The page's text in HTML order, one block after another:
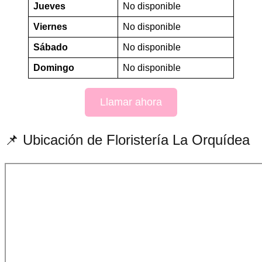
Jueves No disponible
Viernes No disponible
Sábado No disponible
Domingo No disponible
Llamar ahora
📌 Ubicación de Floristería La Orquídea